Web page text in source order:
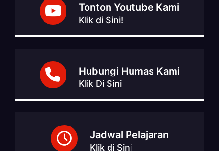
Tonton Youtube Kami
Klik di Sini!
Hubungi Humas Kami
Klik Di Sini
Jadwal Pelajaran
Klik di Sini